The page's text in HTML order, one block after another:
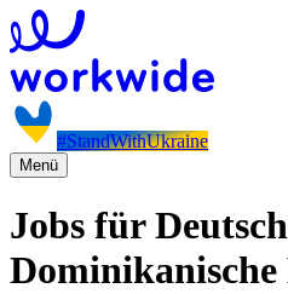
#StandWithUkraine
Menü
Jobs für